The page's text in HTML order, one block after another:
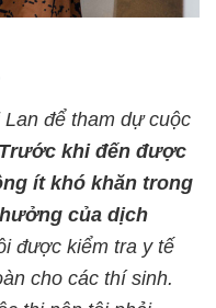
để tham dự cuộc
Trước khi đến được
ít khó khăn trong
của dịch
được kiểm tra y tế
cho các thí sinh.